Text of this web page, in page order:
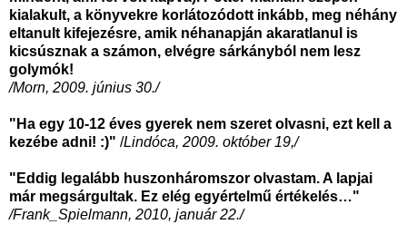
kialakult, a könyvekre korlátozódott inkább, meg néhány
eltanult kifejezésre, amik néhanapján akaratlanul is
kicsúsznak a számon, elvégre sárkányból nem lesz
golymók!
/Morn, 2009. június 30./
"Ha egy 10-12 éves gyerek nem szeret olvasni, ezt kell a
kezébe adni! :)" /Lindóca, 2009. október 19,/
"Eddig legalább huszonháromszor olvastam. A lapjai
már megsárgultak. Ez elég egyértelmű értékelés…"
/Frank_Spielmann, 2010, január 22./